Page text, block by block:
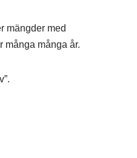
mängder med
många många år.